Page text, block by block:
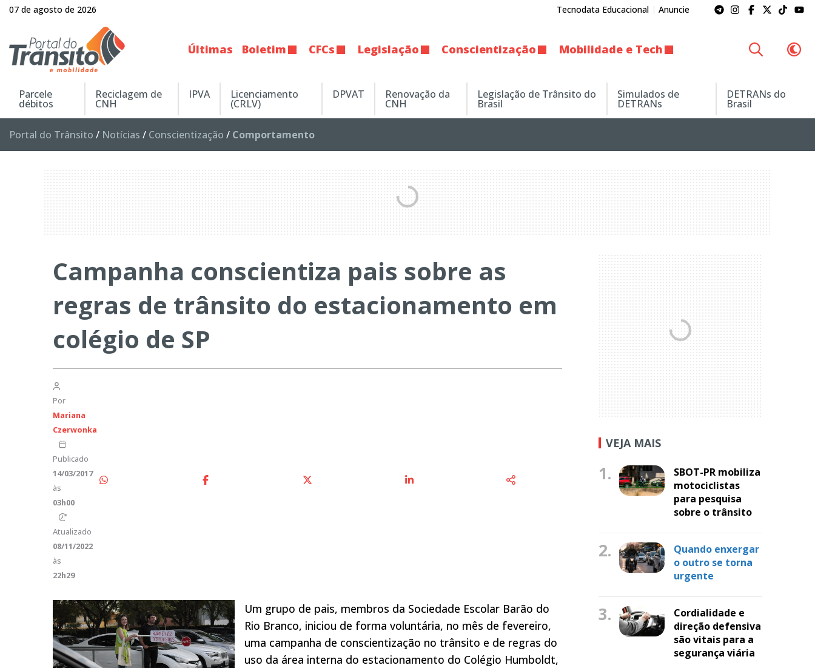
07 de agosto de 2026 Tecnodata Educacional Anuncie
Últimas Boletim CFCs Legislação Conscientização Mobilidade e Tech
Parcele
débitos
Reciclagem de
CNH
IPVA Licenciamento
(CRLV)
DPVAT Renovação da
CNH
Legislação de Trânsito do
Brasil
Simulados de
DETRANs
DETRANs do
Brasil
Portal do Trânsito / Notícias / Conscientização / Comportamento
Campanha conscientiza pais sobre as
regras de trânsito do estacionamento em
colégio de SP
Por
Mariana
Czerwonka
Publicado
14/03/2017
às
03h00
Atualizado
08/11/2022
às
22h29
Um grupo de pais, membros da Sociedade Escolar Barão do
Rio Branco, iniciou de forma voluntária, no mês de fevereiro,
uma campanha de conscientização no trânsito e de regras do
uso da área interna do estacionamento do Colégio Humboldt,
VEJA MAIS
1.
SBOT-PR mobiliza
motociclistas
para pesquisa
sobre o trânsito
2.
Quando enxergar
o outro se torna
urgente
3.
Cordialidade e
direção defensiva
são vitais para a
segurança viária